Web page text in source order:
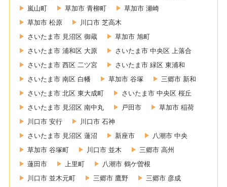
嵐山町
草加市 青柳町
草加市 瀬崎
草加市 松原
川口市 芝高木
さいたま市 見沼区 御蔵
草加市 旭町
さいたま市 浦和区 大原
さいたま市 中央区 上落合
さいたま市 西区 二ツ宮
さいたま市 緑区 東浦和
さいたま市 南区 白幡
草加市 谷塚
三郷市 新和
さいたま市 北区 東大成町
さいたま市 中央区 桜丘
さいたま市 見沼区 南中丸
戸田市
草加市 稲荷
川口市 安行
川口市 石神
さいたま市 見沼区 蓮沼
新座市
八潮市 中央
草加市 谷塚町
川口市 並木
三郷市 高州
蓮田市
上里町
八潮市 鶴ケ曽根
川口市 並木元町
三郷市 鷹野
三郷市 彦成